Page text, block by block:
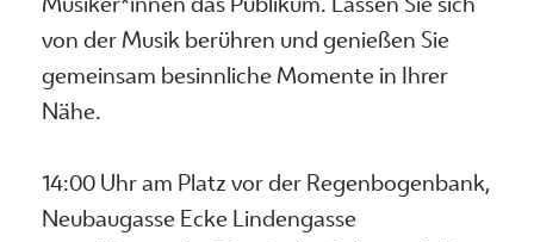
Musiker*innen das Publikum. Lassen Sie sich
von der Musik berühren und genießen Sie
gemeinsam besinnliche Momente in Ihrer
Nähe.
14:00 Uhr am Platz vor der Regenbogenbank,
Neubaugasse Ecke Lindengasse